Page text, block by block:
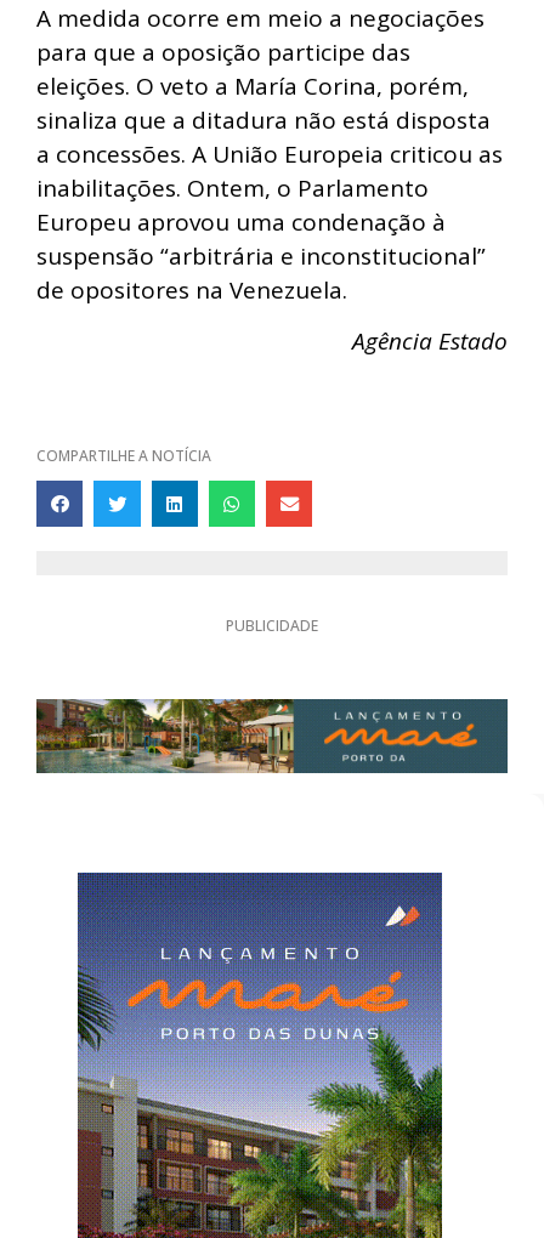
A medida ocorre em meio a negociações
para que a oposição participe das
eleições. O veto a María Corina, porém,
sinaliza que a ditadura não está disposta
a concessões. A União Europeia criticou as
inabilitações. Ontem, o Parlamento
Europeu aprovou uma condenação à
suspensão “arbitrária e inconstitucional”
de opositores na Venezuela.
Agência Estado
COMPARTILHE A NOTÍCIA
PUBLICIDADE